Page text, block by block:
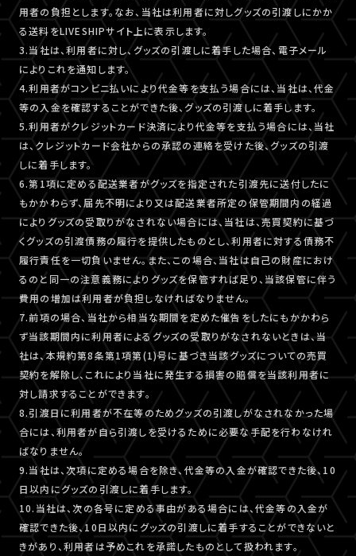
用者の負担とします。なお、当社は利用者に対しグッズの引渡しにかか
る送料をLIVESHIPサイト上に表示します。
3.当社は、利用者に対し、グッズの引渡しに着手した場合、電子メール
によりこれを通知します。
4.利用者がコンビニ払いにより代金等を支払う場合には、当社は、代金
等の入金を確認することができた後、グッズの引渡しに着手します。
5.利用者がクレジットカード決済により代金等を支払う場合には、当社
は、クレジットカード会社からの承認の連絡を受けた後、グッズの引渡
しに着手します。
6.第1項に定める配送業者がグッズを指定された引渡先に送付したに
もかかわらず、届先不明により又は配送業者所定の保管期間内の経過
によりグッズの受取りがなされない場合には、当社は、売買契約に基づ
くグッズの引渡債務の履行を提供したものとし、利用者に対する債務不
履行責任を一切負いません。また、この場合、当社は自己の財産におけ
るのと同一の注意義務によりグッズを保管すれば足り、当該保管に伴う
費用の増加は利用者が負担しなければなりません。
7.前項の場合、当社から相当な期間を定めた催告をしたにもかかわら
ず当該期間内に利用者によるグッズの受取りがなされないときは、当
社は、本規約第8条第1項第(1)号に基づき当該グッズについての売買
契約を解除し、これにより当社に発生する損害の賠償を当該利用者に
対し請求することができます。
8.引渡日に利用者が不在等のためグッズの引渡しがなされなかった場
合には、利用者が自ら引渡しを受けるために必要な手配を行わなけれ
ばなりません。
9.当社は、次項に定める場合を除き、代金等の入金が確認できた後、10
日以内にグッズの引渡しに着手します。
10.当社は、次の各号に定める事由がある場合には、代金等の入金が
確認できた後、10日以内にグッズの引渡しに着手することができないと
きがあり、利用者は予めこれを承諾したものとして扱われます。